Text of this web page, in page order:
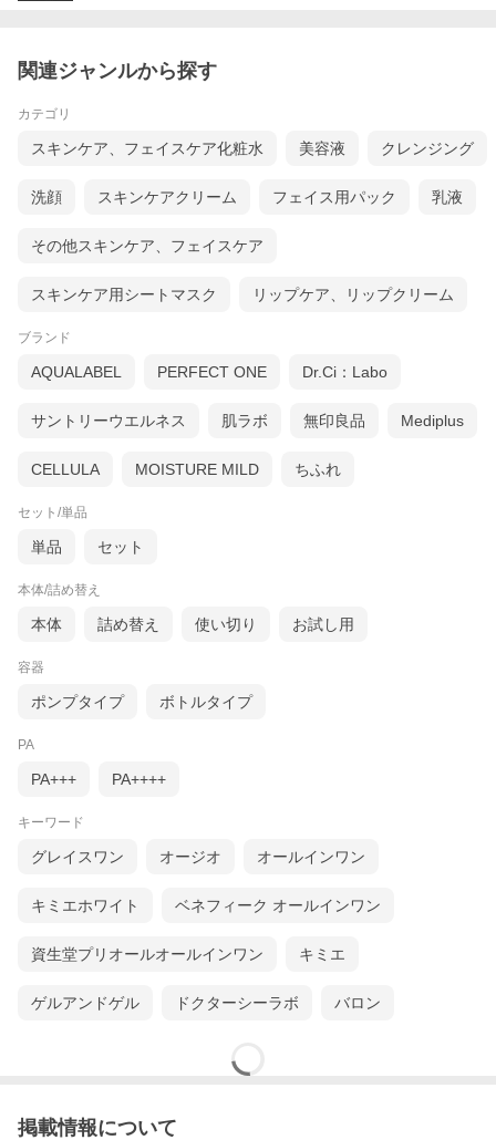
関連ジャンルから探す
カテゴリ
スキンケア、フェイスケア化粧水 美容液 クレンジング
洗顔 スキンケアクリーム フェイス用パック 乳液
その他スキンケア、フェイスケア
スキンケア用シートマスク リップケア、リップクリーム
ブランド
AQUALABEL PERFECT ONE Dr.Ci：Labo
サントリーウエルネス 肌ラボ 無印良品 Mediplus
CELLULA MOISTURE MILD ちふれ
セット/単品
単品 セット
本体/詰め替え
本体 詰め替え 使い切り お試し用
容器
ポンプタイプ ボトルタイプ
PA
PA+++ PA++++
キーワード
グレイスワン オージオ オールインワン
キミエホワイト ベネフィーク オールインワン
資生堂プリオールオールインワン キミエ
ゲルアンドゲル ドクターシーラボ バロン
掲載情報について